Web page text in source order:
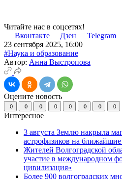
Читайте нас в соцсетях!
Вконтакте
Дзен
Telegram
23 сентября 2025, 16:00
#Наука и образование
Автор: Анна Выстропова
Оцените новость
0 0 0 0 0 0 0 0
Интересное
3 августа Землю накрыла
астрофизиков на
Жителей Волгоградской
участие в международном
цивилизация»
Более 900 волгоградских